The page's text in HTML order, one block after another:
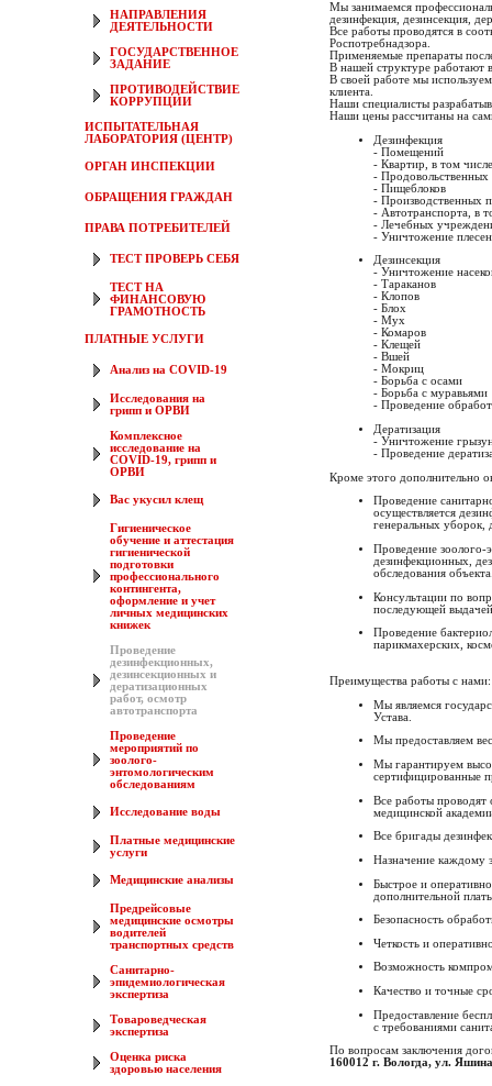
НАПРАВЛЕНИЯ
ДЕЯТЕЛЬНОСТИ
ГОСУДАРСТВЕННОЕ
ЗАДАНИЕ
ПРОТИВОДЕЙСТВИЕ
КОРРУПЦИИ
ИСПЫТАТЕЛЬНАЯ
ЛАБОРАТОРИЯ (ЦЕНТР)
ОРГАН ИНСПЕКЦИИ
ОБРАЩЕНИЯ ГРАЖДАН
ПРАВА ПОТРЕБИТЕЛЕЙ
ТЕСТ ПРОВЕРЬ СЕБЯ
ТЕСТ НА
ФИНАНСОВУЮ
ГРАМОТНОСТЬ
ПЛАТНЫЕ УСЛУГИ
Анализ на COVID-19
Исследования на
грипп и ОРВИ
Комплексное
исследование на
COVID-19, грипп и
ОРВИ
Вас укусил клещ
Гигиеническое
обучение и аттестация
гигиенической
подготовки
профессионального
контингента,
оформление и учет
личных медицинских
книжек
Проведение
дезинфекционных,
дезинсекционных и
дератизационных
работ, осмотр
автотранспорта
Проведение
мероприятий по
зоолого-
энтомологическим
обследованиям
Исследование воды
Платные медицинские
услуги
Медицинские анализы
Предрейсовые
медицинские осмотры
водителей
транспортных средств
Санитарно-
эпидемиологическая
экспертиза
Товароведческая
экспертиза
Оценка риска
здоровью населения
Мы занимаемся
дезинфекция, дезинсекция,
Все работы проводятся в
Роспотребнадзора.
Применяемые препараты
В нашей структуре работают
В своей работе мы
клиента.
Наши специалисты
Наши цены рассчитаны на
Дезинфекция
- Помещений
- Квартир, в том
- Продовольственных
- Пищеблоков
- Производственных
- Автотранспорта, в
- Лечебных
- Уничтожение
Дезинсекция
- Уничтожение
- Тараканов
- Клопов
- Блох
- Мух
- Комаров
- Клещей
- Вшей
- Мокриц
- Борьба с осами
- Борьба с муравьями
- Проведение
Дератизация
- Уничтожение
- Проведение
Кроме этого дополнительно
Проведение
осуществляется
генеральных уборок,
Проведение зоолого-
дезинфекционных,
обследования
Консультации по
последующей
Проведение
парикмахерских,
Преимущества работы с нами:
Мы являемся
Устава.
Мы предоставляем
Мы гарантируем
сертифицированные
Все работы проводят
медицинской
Все бригады
Назначение каждому
Быстрое и
дополнительной
Безопасность
Четкость и
Возможность
Качество и точные
Предоставление
с требованиями
По вопросам заключения
160012 г. Вологда, ул.